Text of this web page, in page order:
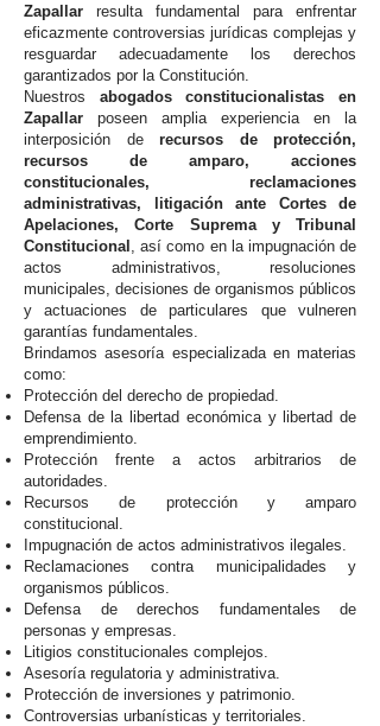
Zapallar resulta fundamental para enfrentar
eficazmente controversias jurídicas complejas y
resguardar adecuadamente los derechos
garantizados por la Constitución.
Nuestros abogados constitucionalistas en
Zapallar poseen amplia experiencia en la
interposición de recursos de protección,
recursos de amparo, acciones
constitucionales, reclamaciones
administrativas, litigación ante Cortes de
Apelaciones, Corte Suprema y Tribunal
Constitucional , así como en la impugnación de
actos administrativos, resoluciones
municipales, decisiones de organismos públicos
y actuaciones de particulares que vulneren
garantías fundamentales.
Brindamos asesoría especializada en materias
como:
Protección del derecho de propiedad.
Defensa de la libertad económica y libertad de
emprendimiento.
Protección frente a actos arbitrarios de
autoridades.
Recursos de protección y amparo
constitucional.
Impugnación de actos administrativos ilegales.
Reclamaciones contra municipalidades y
organismos públicos.
Defensa de derechos fundamentales de
personas y empresas.
Litigios constitucionales complejos.
Asesoría regulatoria y administrativa.
Protección de inversiones y patrimonio.
Controversias urbanísticas y territoriales.